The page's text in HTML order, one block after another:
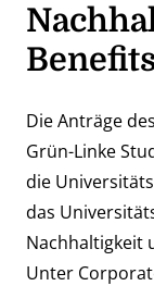
Die Anträge
Grün-Linke
die
das
Nachhaltigkeit
Unter